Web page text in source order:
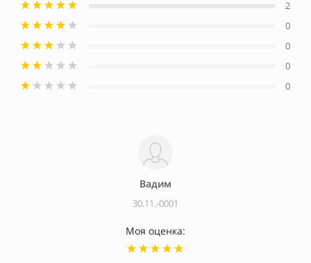
2
0
0
0
0
Вадим
30.11.-0001
Моя оценка: